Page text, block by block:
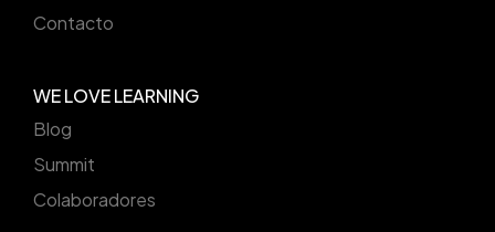
Contacto
WE LOVE LEARNING
Blog
Summit
Colaboradores